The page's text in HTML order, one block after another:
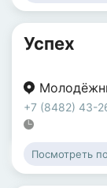
Успех
+7 (8482) 43-
Посмотреть